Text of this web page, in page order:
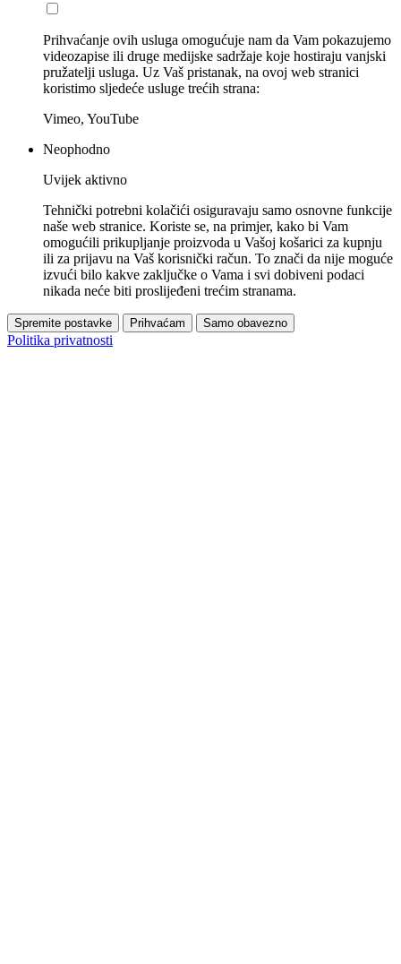
Prihvaćanje ovih usluga omogućuje nam da Vam pokazujemo
videozapise ili druge medijske sadržaje koje hostiraju vanjski
pružatelji usluga. Uz Vaš pristanak, na ovoj web stranici
koristimo sljedeće usluge trećih strana:
Vimeo, YouTube
Neophodno
Uvijek aktivno
Tehnički potrebni kolačići osiguravaju samo osnovne funkcije
naše web stranice. Koriste se, na primjer, kako bi Vam
omogućili prikupljanje proizvoda u Vašoj košarici za kupnju
ili za prijavu na Vaš korisnički račun. To znači da nije moguće
izvući bilo kakve zaključke o Vama i svi dobiveni podaci
nikada neće biti proslijeđeni trećim stranama.
Spremite postavke Prihvaćam Samo obavezno
Politika privatnosti